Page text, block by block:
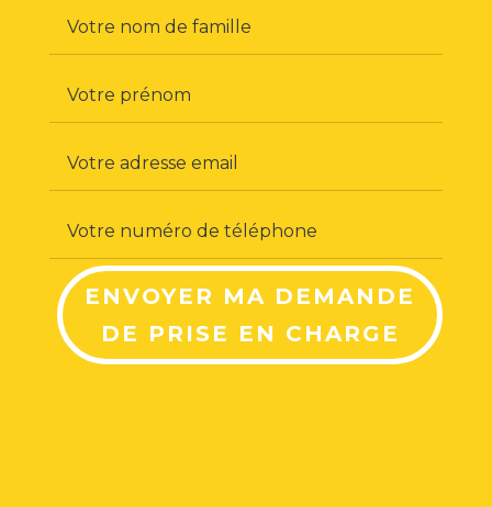
ENVOYER MA DEMANDE
DE PRISE EN CHARGE